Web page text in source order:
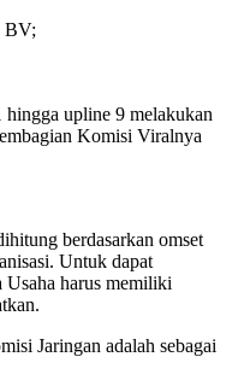
BV;
hingga upline 9 melakukan
Komisi Viralnya
berdasarkan omset
Untuk dapat
harus memiliki
Jaringan adalah sebagai